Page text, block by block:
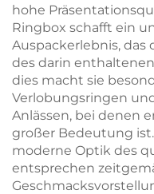
hohe
Ringbox schafft ein
Auspackerlebnis,
des darin
dies macht sie
Verlobungsringen
Anlässen, bei denen
großer Bedeutung
moderne Optik des
entsprechen